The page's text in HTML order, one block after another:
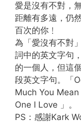
愛是沒有不對，
距離有多遠，仍
百次的你﹗
為「愛沒有不對
詞中的英文字句
的一個人，但這
段英文字句。「
Much You
One I Love 」。
PS：感謝Kark